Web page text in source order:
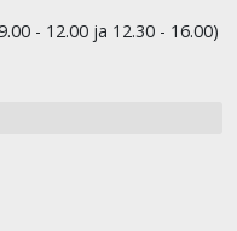
- 12.00 ja 12.30 - 16.00)